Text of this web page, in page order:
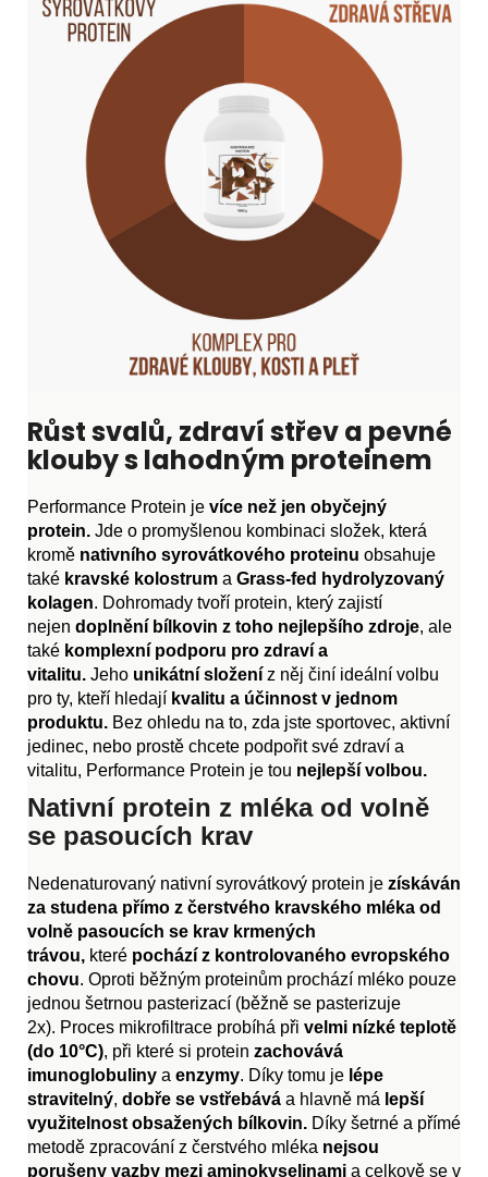
Růst svalů, zdraví střev a pevné
klouby s lahodným proteinem
Performance Protein je více než jen obyčejný
protein. Jde o promyšlenou kombinaci složek, která
kromě nativního syrovátkového proteinu obsahuje
také kravské kolostrum a Grass-fed hydrolyzovaný
kolagen. Dohromady tvoří protein, který zajistí
nejen doplnění bílkovin z toho nejlepšího zdroje, ale
také komplexní podporu pro zdraví a
vitalitu. Jeho unikátní složení z něj činí ideální volbu
pro ty, kteří hledají kvalitu a účinnost v jednom
produktu. Bez ohledu na to, zda jste sportovec, aktivní
jedinec, nebo prostě chcete podpořit své zdraví a
vitalitu, Performance Protein je tou nejlepší volbou.
Nativní protein z mléka od volně
se pasoucích krav
Nedenaturovaný nativní syrovátkový protein je získáván
za studena přímo z čerstvého kravského mléka od
volně pasoucích se krav krmených
trávou, které pochází z kontrolovaného evropského
chovu. Oproti běžným proteinům prochází mléko pouze
jednou šetrnou pasterizací (běžně se pasterizuje
2x). Proces mikrofiltrace probíhá při velmi nízké teplotě
(do 10°C), při které si protein zachovává
imunoglobuliny a enzymy. Díky tomu je lépe
stravitelný, dobře se vstřebává a hlavně má lepší
využitelnost obsažených bílkovin. Díky šetrné a přímé
metodě zpracování z čerstvého mléka nejsou
porušeny vazby mezi aminokyselinami a celkově se v